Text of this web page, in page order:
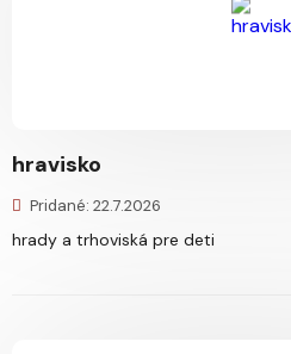
hravisko
Pridané: 22.7.2026
hrady a trhoviská pre deti